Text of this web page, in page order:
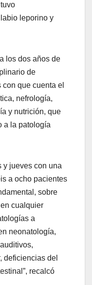
leporino y
los dos años de
de
que cuenta el
nefrología,
y nutrición, que
a la patología
y jueves con una
a ocho pacientes
sobre
cualquier
a
neonatología,
deficiencias del
recalcó